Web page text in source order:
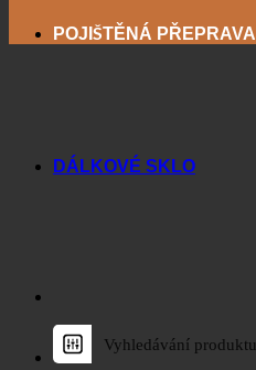
POJIŠTĚNÁ PŘEPRAVA
DÁLKOVÉ SKLO